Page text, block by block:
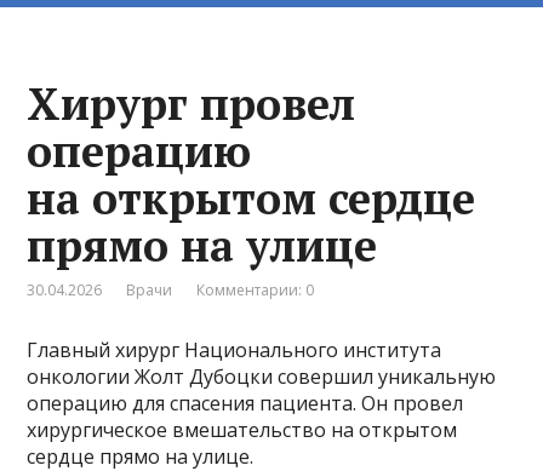
Хирург провел
операцию
на открытом сердце
прямо на улице
30.04.2026 Врачи Комментарии: 0
Главный хирург Национального института
онкологии Жолт Дубоцки совершил уникальную
операцию для спасения пациента. Он провел
хирургическое вмешательство на открытом
сердце прямо на улице.